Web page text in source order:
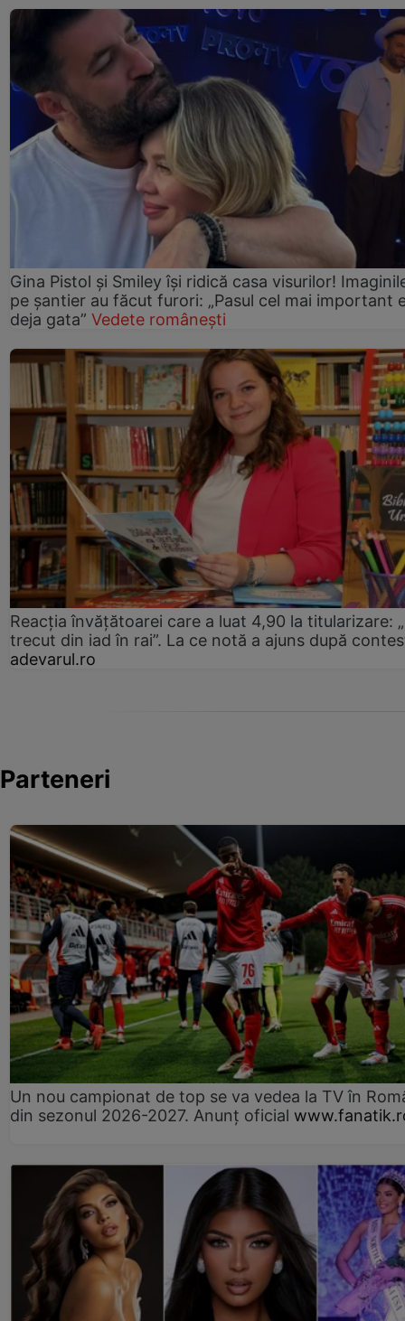
Gina Pistol și Smiley își ridică casa visurilor!
pe șantier au făcut furori: „Pasul cel mai important
deja gata” Vedete românești
Reacția învățătoarei care a luat 4,90 la titularizare:
trecut din iad în rai”. La ce notă a ajuns după
adevarul.ro
Parteneri
Un nou campionat de top se va vedea la TV în
din sezonul 2026-2027. Anunț oficial